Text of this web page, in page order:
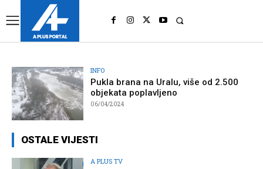
INFO
Pukla brana na Uralu, više od 2.500
objekata poplavljeno
06/04/2024
OSTALE VIJESTI
A PLUS TV